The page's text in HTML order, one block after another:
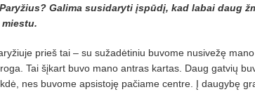
Galima susidaryti įspūdį, kad labai daug
prieš tai – su su­ža­dėtiniu buvome nusivežę
Tai šįkart buvo mano antras kartas. Daug gatvių
nes buvome apsistoję pačiame centre. Į daugybę